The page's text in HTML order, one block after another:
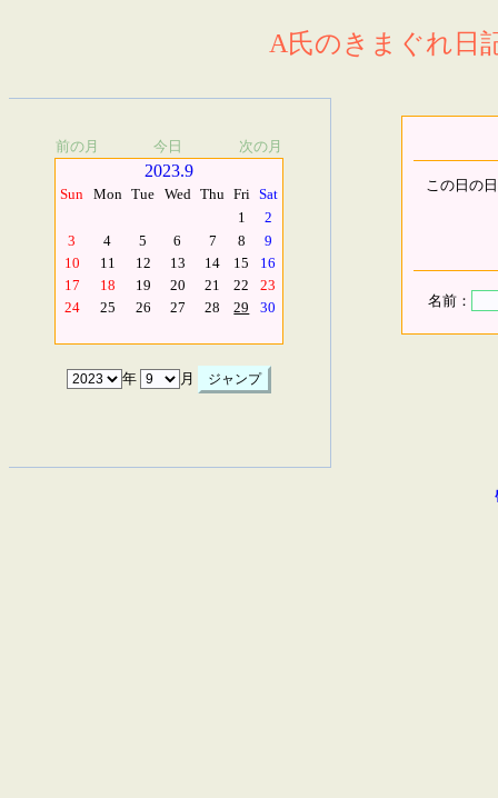
A氏のきまぐれ日
前の月 今日 次の月
2023.9
Sun Mon Tue Wed Thu Fri Sat
1
2
3
4 5 6 7 8
9
10
11 12 13 14 15
16
17
18 19 20 21 22
23
24
25 26 27 28 29 30
年 月
この日の
名前：